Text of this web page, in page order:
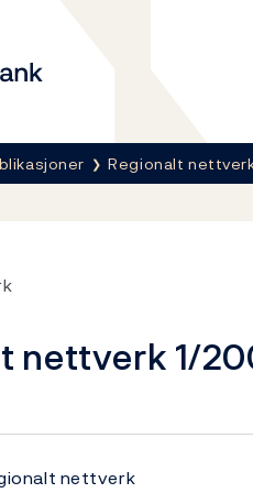
Regionalt
nettverk 1/
nettverk